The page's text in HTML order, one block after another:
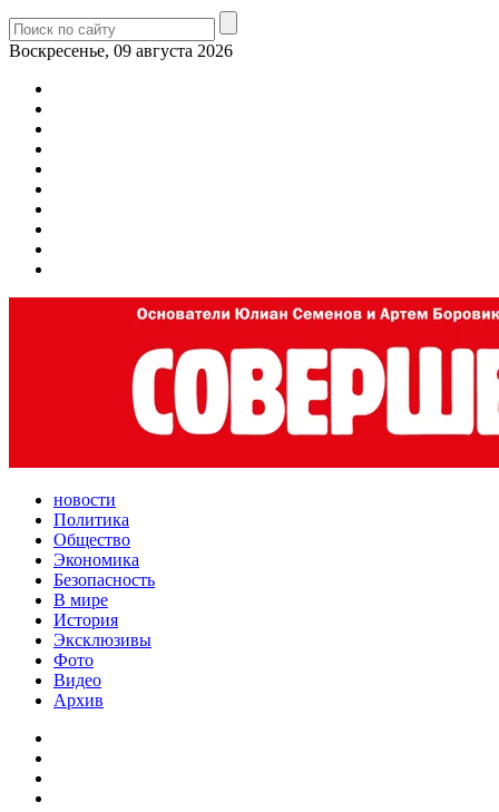
Воскресенье, 09 августа 2026
новости
Политика
Общество
Экономика
Безопасность
В мире
История
Эксклюзивы
Фото
Видео
Архив